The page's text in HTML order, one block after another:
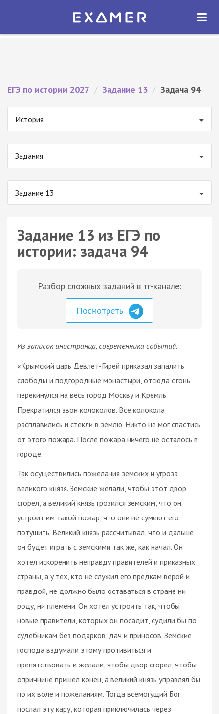
Экзамер — ЕГЭ 2027
ОТКРЫТЬ
ЕГЭ по истории 2027 / Задание 13 / Задача 94
История
Задания
Задание 13
Задание 13 из ЕГЭ по
истории: задача 94
Разбор сложных заданий в тг-канале:
Посмотреть
Из записок иностранца, современника событий.
«Крымский царь Девлет-Гирей приказал запалить
слободы и подгородные монастыри, отсюда огонь
перекинулся на весь город Москву и Кремль.
Прекратился звон колоколов. Все колокола
расплавились и стекли в землю. Никто не мог спастись
от этого пожара. После пожара ничего не осталось в
городе.
Так осуществились пожелания земских и угроза
великого князя. Земские желали, чтобы этот двор
сгорел, а великий князь грозился земским, что он
устроит им такой пожар, что они не сумеют его
потушить. Великий князь рассчитывал, что и дальше
он будет играть с земскими так же, как начал. Он
хотел искоренить неправду правителей и приказных
страны, а у тех, кто не служил его предкам верой и
правдой, не должно было оставаться в стране ни
роду, ни племени. Он хотел устроить так, чтобы
новые правители, которых он посадит, судили бы по
судебникам без подарков, дач и приносов. Земские
господа вздумали этому противиться и
препятствовать и желали, чтобы двор сгорел, чтобы
опричнине пришёл конец, а великий князь управлял бы
по их воле и пожеланиям. Тогда всемогущий Бог
послал эту кару, которая приключилась через